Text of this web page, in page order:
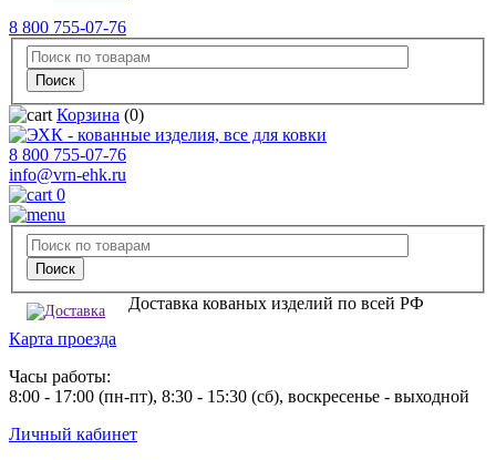
8 800 755-07-76
Корзина (0)
8 800 755-07-76
info@vrn-ehk.ru
0
Доставка кованых изделий по всей РФ
Карта проезда
Часы работы:
8:00 - 17:00 (пн-пт), 8:30 - 15:30 (сб), воскресенье - выходной
Личный кабинет